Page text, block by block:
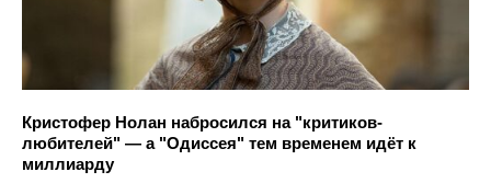
Кристофер Нолан набросился на "критиков-
любителей" — а "Одиссея" тем временем идёт к
миллиарду